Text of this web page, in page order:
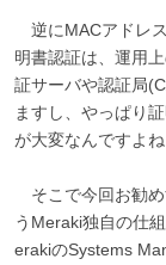
逆にMACアドレ
明書認証は、運用
証サーバや認証局
ますし、やっぱり
が大変なんですよね
そこで今回お勧
うMeraki独自の仕
erakiのSystems